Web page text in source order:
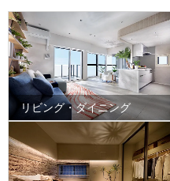
リビング・ダイニング